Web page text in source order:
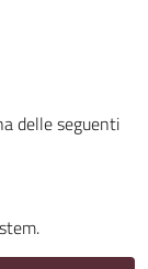
delle seguenti